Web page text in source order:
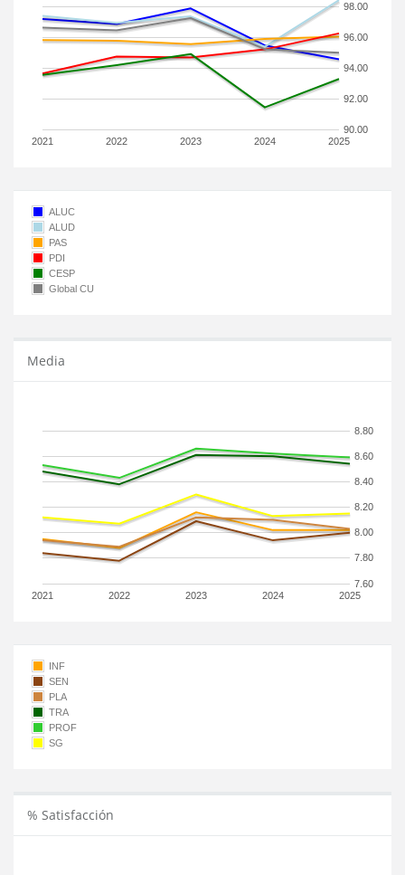
2021 2022 2023 2024 2025
90.00
92.00
94.00
96.00
98.00
ALUC
ALUD
PAS
PDI
CESP
Global CU
Media
2021 2022 2023 2024 2025
7.60
7.80
8.00
8.20
8.40
8.60
8.80
INF
SEN
PLA
TRA
PROF
SG
% Satisfacción